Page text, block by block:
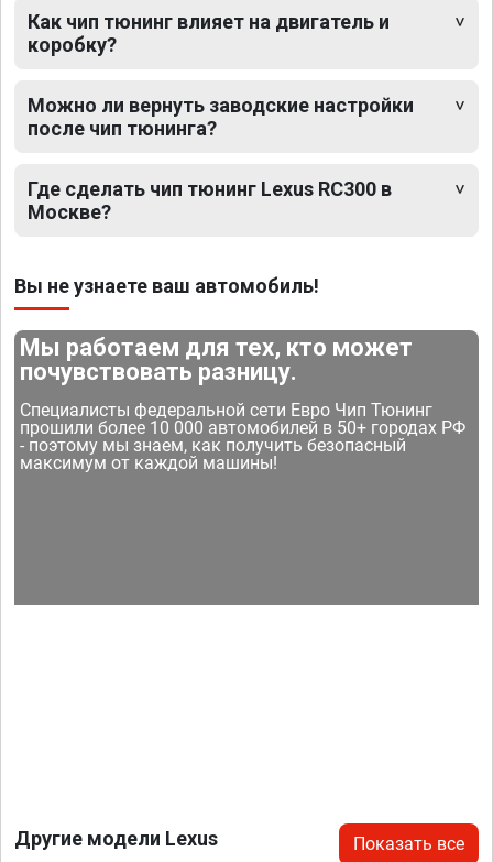
Как чип тюнинг влияет на двигатель и
коробку?
Можно ли вернуть заводские настройки
после чип тюнинга?
Где сделать чип тюнинг Lexus RC300 в
Москве?
Вы не узнаете ваш автомобиль!
Мы работаем для тех, кто может
почувствовать разницу.
Специалисты федеральной сети Евро Чип Тюнинг
прошили более 10 000 автомобилей в 50+ городах РФ
- поэтому мы знаем, как получить безопасный
максимум от каждой машины!
Другие модели Lexus Показать все